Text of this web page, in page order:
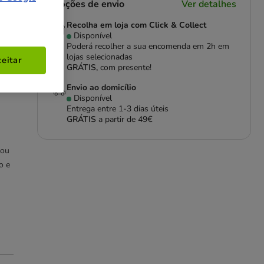
e
Opções de envio Ver detalhes
Recolha em loja com Click & Collect
Disponível
Poderá recolher a sua encomenda em 2h em
lojas selecionadas
GRÁTIS,com presente!
Envio ao domicílio
Disponível
Entrega entre 1-3 dias úteis
GRÁTIS a partir de 49€